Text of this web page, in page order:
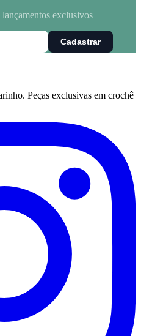
exclusivos
Cadastrar
Peças exclusivas em crochê